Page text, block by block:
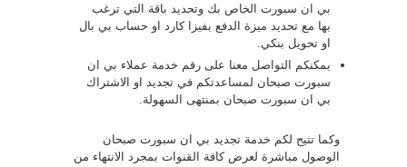
بي ان سبورت الخاص بك وتحديد باقة التي ترغب
بها مع تحديد ميزة الدفع بفيزا كارد او حساب بي بال
او تحويل بنكي.
يمكنكم التواصل معنا على رقم خدمة عملاء بي ان
سبورت صبحان لمساعدتكم في تجديد او الاشتراك
بي ان سبورت صبحان بمنتهى السهولة.
وكما تتيح لكم خدمة تجديد بي ان سبورت صبحان
الوصول مباشرة لعرض كافة القنوات بمجرد الانتهاء من